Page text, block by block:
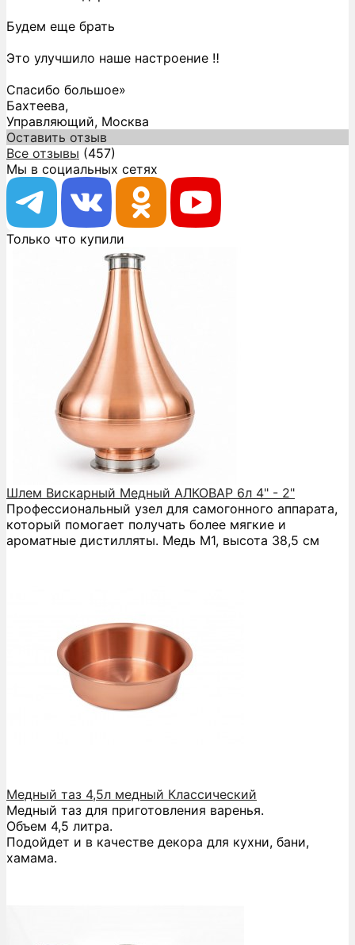
Будем еще брать
Это улучшило наше настроение ‼️
Спасибо большое»
Бахтеева,
Управляющий, Москва
Оставить отзыв
Все отзывы (457)
Мы в социальных сетях
Только что купили
Шлем Вискарный Медный АЛКОВАР 6л 4" - 2"
Профессиональный узел для самогонного аппарата,
который помогает получать более мягкие и
ароматные дистилляты. Медь М1, высота 38,5 см
Медный таз 4,5л медный Классический
Медный таз для приготовления варенья.
Объем 4,5 литра.
Подойдет и в качестве декора для кухни, бани,
хамама.